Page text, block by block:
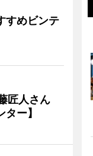
すめビンテ
匠人さん
ー】